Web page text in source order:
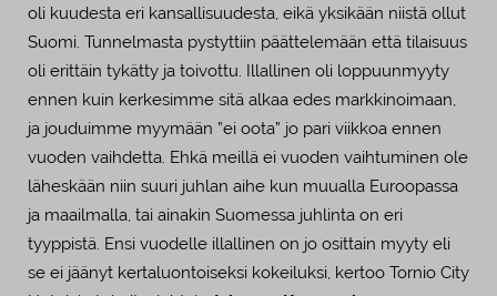
oli kuudesta eri kansallisuudesta, eikä yksikään niistä ollut
Suomi. Tunnelmasta pystyttiin päättelemään että tilaisuus
oli erittäin tykätty ja toivottu. Illallinen oli loppuunmyyty
ennen kuin kerkesimme sitä alkaa edes markkinoimaan,
ja jouduimme myymään ”ei oota” jo pari viikkoa ennen
vuoden vaihdetta. Ehkä meillä ei vuoden vaihtuminen ole
läheskään niin suuri juhlan aihe kun muualla Euroopassa
ja maailmalla, tai ainakin Suomessa juhlinta on eri
tyyppistä. Ensi vuodelle illallinen on jo osittain myyty eli
se ei jäänyt kertaluontoiseksi kokeiluksi, kertoo Tornio City